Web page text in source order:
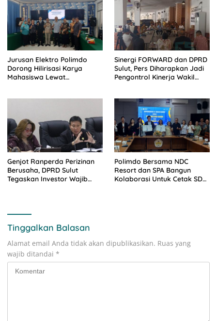
Jurusan Elektro Polimdo
Dorong Hilirisasi Karya
Mahasiswa Lewat
Sinergi FORWARD dan DPRD
Sulut, Pers Diharapkan Jadi
Pengontrol Kinerja Wakil
Genjot Ranperda Perizinan
Berusaha, DPRD Sulut
Tegaskan Investor Wajib
Polimdo Bersama NDC
Resort dan SPA Bangun
Kolaborasi Untuk Cetak SDM
Tinggalkan Balasan
Alamat email Anda tidak akan dipublikasikan. Ruas yang
wajib ditandai *